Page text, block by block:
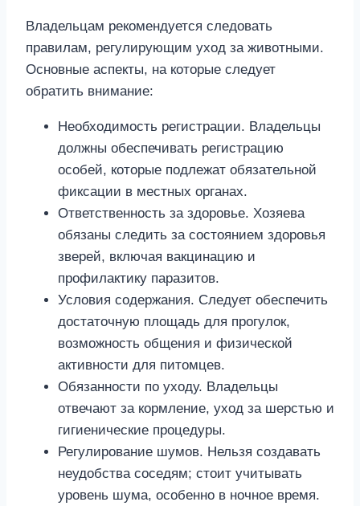
Владельцам рекомендуется следовать
правилам, регулирующим уход за животными.
Основные аспекты, на которые следует
обратить внимание:
Необходимость регистрации. Владельцы
должны обеспечивать регистрацию
особей, которые подлежат обязательной
фиксации в местных органах.
Ответственность за здоровье. Хозяева
обязаны следить за состоянием здоровья
зверей, включая вакцинацию и
профилактику паразитов.
Условия содержания. Следует обеспечить
достаточную площадь для прогулок,
возможность общения и физической
активности для питомцев.
Обязанности по уходу. Владельцы
отвечают за кормление, уход за шерстью и
гигиенические процедуры.
Регулирование шумов. Нельзя создавать
неудобства соседям; стоит учитывать
уровень шума, особенно в ночное время.